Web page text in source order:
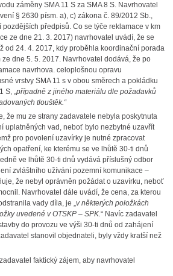
záměny SMA 11 S za SMA 8 S. Navrhovatel
§ 2630 písm. a), c) zákona č. 89/2012 Sb.,
předpisů. Co se týče reklamace v km
ze dne 21. 3. 2017) navrhovatel uvádí, že se
od 24. 4. 2017, kdy proběhla koordinační porada
ze dne 5. 5. 2017. Navrhovatel dodává, že po
navrhova. celoplošnou opravu
vrstvy SMA 11 s v obou směrech a pokládku
S, „případně z jiného materiálu dle požadavků
tlouštěk.“
že mu ze strany zadavatele nebyla poskytnuta
uplatněných vad, neboť bylo nezbytné uzavřít
pro povolení uzavírky je nutné zpracovat
opatření, ke kterému se ve lhůtě 30-ti dnů
ve lhůtě 30-ti dnů vydává příslušný odbor
zvláštního užívání pozemní komunikace –
že nebyl oprávněn požádat o uzavírku, neboť
Navrhovatel dále uvádí, že cena, za kterou
vady díla, je „v některých položkách
uvedené v OTSKP – SPK.“ Navíc zadavatel
do provozu ve výši 30-ti dnů od zahájení
stanovil objednateli, byly vždy kratší než
faktický zájem, aby navrhovatel